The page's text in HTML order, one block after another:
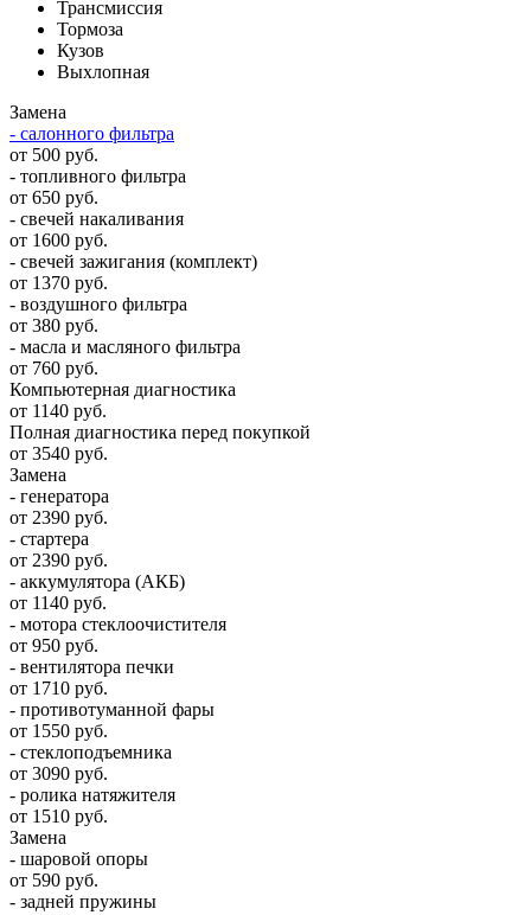
Трансмиссия
Тормоза
Кузов
Выхлопная
Замена
- салонного фильтра
от 500 руб.
- топливного фильтра
от 650 руб.
- свечей накаливания
от 1600 руб.
- свечей зажигания (комплект)
от 1370 руб.
- воздушного фильтра
от 380 руб.
- масла и масляного фильтра
от 760 руб.
Компьютерная диагностика
от 1140 руб.
Полная диагностика перед покупкой
от 3540 руб.
Замена
- генератора
от 2390 руб.
- стартера
от 2390 руб.
- аккумулятора (АКБ)
от 1140 руб.
- мотора стеклоочистителя
от 950 руб.
- вентилятора печки
от 1710 руб.
- противотуманной фары
от 1550 руб.
- стеклоподъемника
от 3090 руб.
- ролика натяжителя
от 1510 руб.
Замена
- шаровой опоры
от 590 руб.
- задней пружины